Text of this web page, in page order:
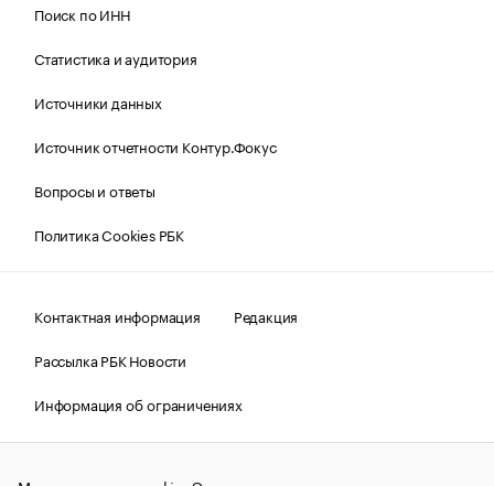
Поиск по ИНН
Статистика и аудитория
Источники данных
Источник отчетности Контур.Фокус
Вопросы и ответы
Политика Cookies РБК
Контактная информация
Редакция
Рассылка РБК Новости
Информация об ограничениях
Правовая информация
О соблюдении авторских прав